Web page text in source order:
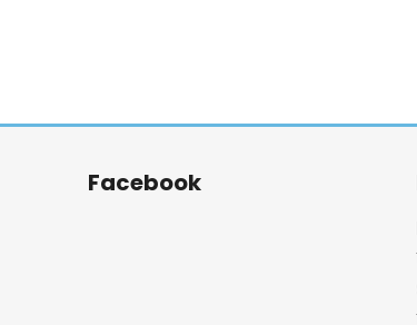
Facebook